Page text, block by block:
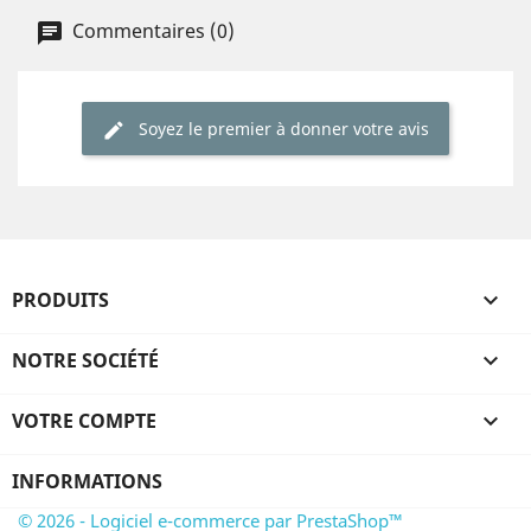
Commentaires (0)
Soyez le premier à donner votre avis
PRODUITS 
NOTRE SOCIÉTÉ 
VOTRE COMPTE 
INFORMATIONS
© 2026 - Logiciel e-commerce par PrestaShop™